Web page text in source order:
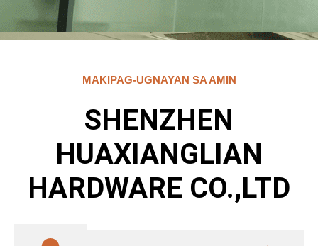
MAKIPAG-UGNAYAN SA AMIN
SHENZHEN
HUAXIANGLIAN
HARDWARE CO.,LTD